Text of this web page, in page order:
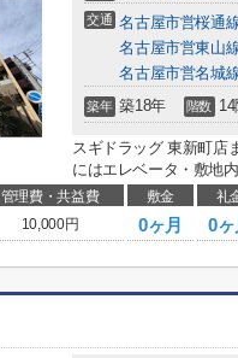
交通 名古屋市営桜通
名古屋市営東山
名古屋市営名城
築年 築18年 階数
スギドラッグ 東新町店
にはエレベータ・敷地
管理費・共益費 敷金 礼
10,000円 0ヶ月 0ヶ